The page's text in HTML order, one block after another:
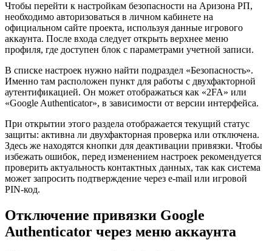
Чтобы перейти к настройкам безопасности на Аризона РП,
необходимо авторизоваться в личном кабинете на
официальном сайте проекта, используя данные игрового
аккаунта. После входа следует открыть верхнее меню
профиля, где доступен блок с параметрами учетной записи.
В списке настроек нужно найти подраздел «Безопасность».
Именно там расположен пункт для работы с двухфакторной
аутентификацией. Он может отображаться как «2FA» или
«Google Authenticator», в зависимости от версии интерфейса.
При открытии этого раздела отображается текущий статус
защиты: активна ли двухфакторная проверка или отключена.
Здесь же находятся кнопки для деактивации привязки. Чтобы
избежать ошибок, перед изменением настроек рекомендуется
проверить актуальность контактных данных, так как система
может запросить подтверждение через e-mail или игровой
PIN-код.
Отключение привязки Google
Authenticator через меню аккаунта